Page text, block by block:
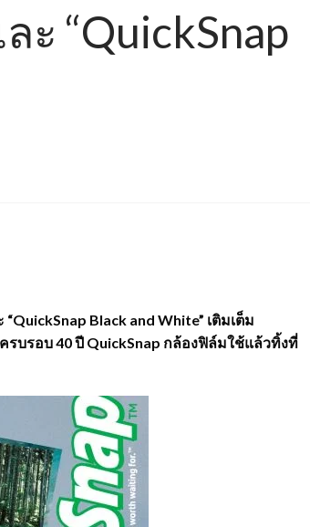
ะ “QuickSnap
Black and White” เติมเต็ม
บรอบ 40 ปี QuickSnap กล้องฟิล์มใช้แล้วทิ้งที่